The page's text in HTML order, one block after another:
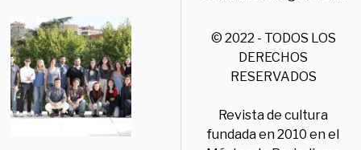
© 2022 - TODOS LOS
DERECHOS
RESERVADOS
Revista de cultura
fundada en 2010 en el